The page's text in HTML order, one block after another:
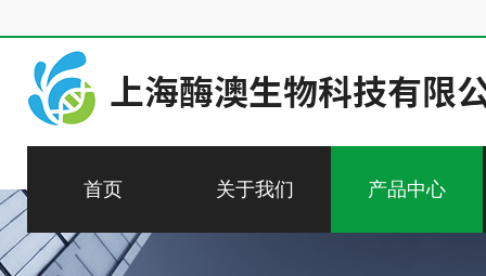
首页 关于我们 产品中心